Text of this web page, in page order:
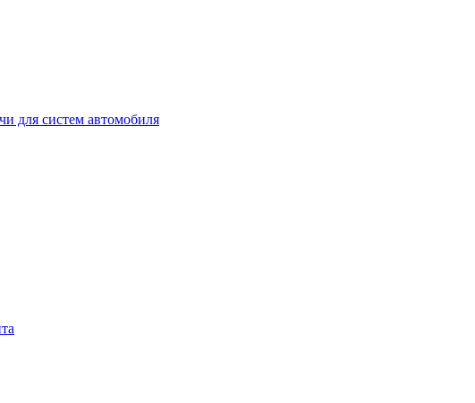
для систем автомобиля